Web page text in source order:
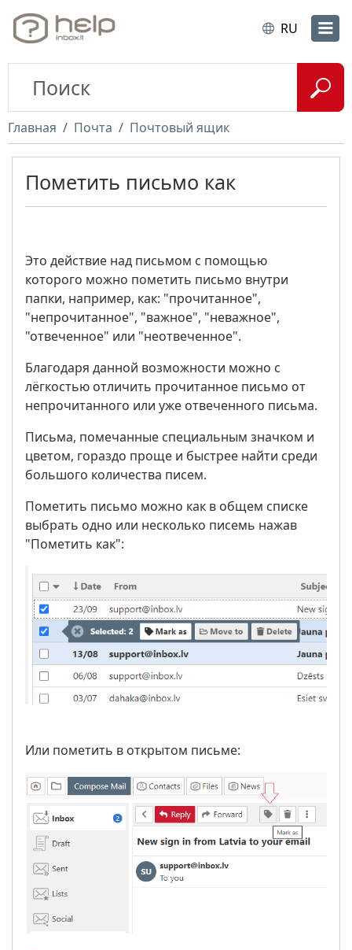
RU
Главная Почта Почтовый ящик
Пометить письмо как
Это действие над письмом с помощью
которого можно пометить письмо внутри
папки, например, как: "прочитанное",
"непрочитанное", "важное", "неважное",
"отвеченное" или "неотвеченное".
Благодаря данной возможности можно с
лёгкостью отличить прочитанное письмо от
непрочитанного или уже отвеченного письма.
Письма, помечанные специальным значком и
цветом, гораздо проще и быстрее найти среди
большого количества писем.
Пометить письмо можно как в общем списке
выбрать одно или несколько писемь нажав
"Пометить как":
Или пометить в открытом письме: